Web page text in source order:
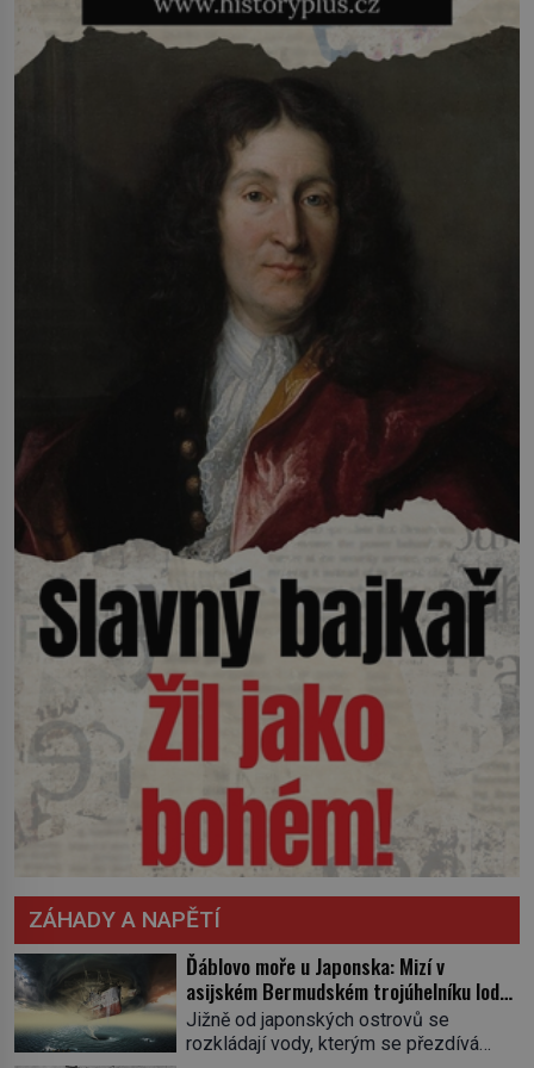
ZÁHADY A NAPĚTÍ
Ďáblovo moře u Japonska: Mizí v
asijském Bermudském trojúhelníku lodě
ve spárech neznámé síly?
Jižně od japonských ostrovů se
rozkládají vody, kterým se přezdívá